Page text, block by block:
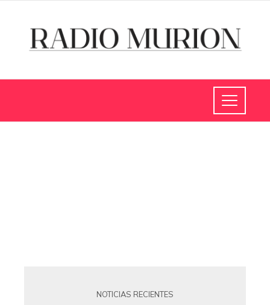
NOTICIAS RECIENTES